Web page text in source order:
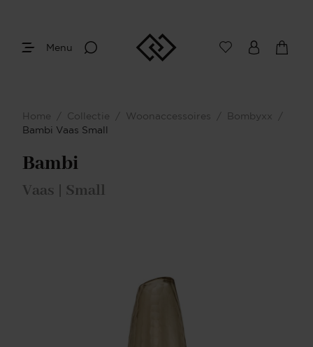
Menu
Home / Collectie / Woonaccessoires / Bombyxx
/
Bambi Vaas Small
Bambi
Vaas | Small